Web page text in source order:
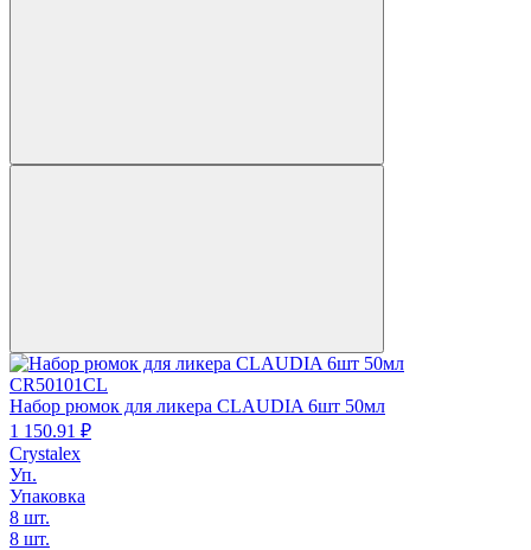
CR50101CL
Набор рюмок для ликера CLAUDIA 6шт 50мл
1 150.91 ₽
Crystalex
Уп.
Упаковка
8 шт.
8 шт.